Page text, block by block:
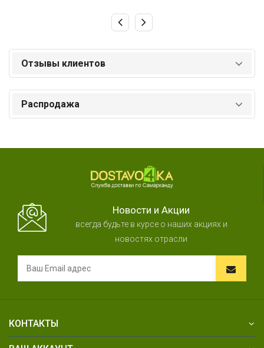
Отзывы клиентов
Распродажа
Новости и Акции
всегда будьте в курсе о наших акциях и
новостях отрасли
КОНТАКТЫ